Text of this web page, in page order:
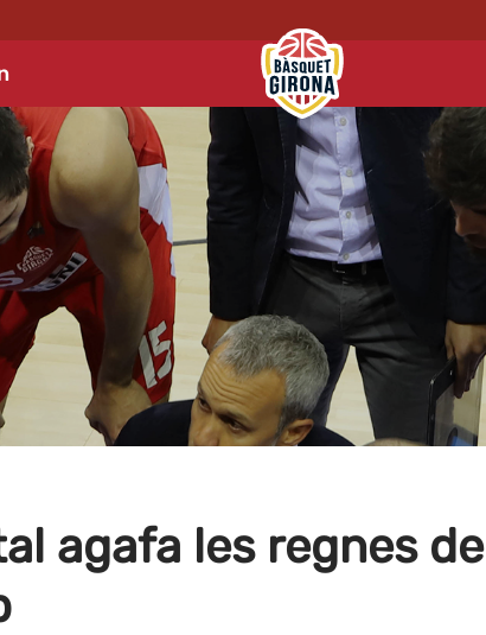
agafa les regnes de